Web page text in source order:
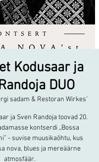
Kodusaar ja
DUO
sadam & Restoran Wirkes’
ja Sven Randoja toovad 20.
kontserdi „Bossa
- suvise muusikaõhtu, kus
nova, blues ja mereäärne
atmosfäär.